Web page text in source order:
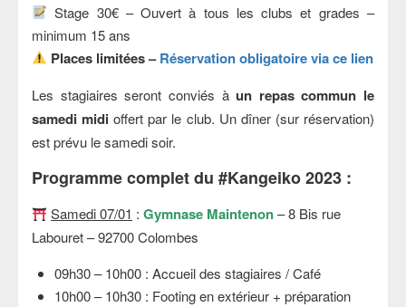
Stage 30€ – Ouvert à tous les clubs et grades –
minimum 15 ans
Places limitées –Réservation obligatoire via ce lien
Les stagiaires seront conviés àun repas commun le
samedi midi offert par le club. Un dîner (sur réservation)
est prévu le samedi soir.
Programme complet du #Kangeiko 2023 :
Samedi 07/01 :Gymnase Maintenon– 8 Bis rue
Labouret – 92700 Colombes
09h30 – 10h00 : Accueil des stagiaires / Café
10h00 – 10h30 : Footing en extérieur + préparation